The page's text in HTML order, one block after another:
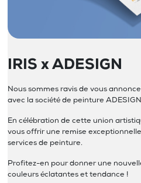
IRIS x ADESIGN
Nous sommes ravis de vous
avec la société de peinture
En célébration de cette union
vous offrir une remise
services de peinture.
Profitez-en pour donner une
couleurs éclatantes et tendance !